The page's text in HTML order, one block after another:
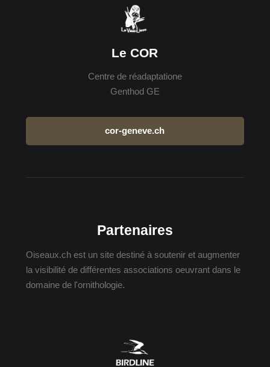
Le COR
Centre de réadaptatione
Genthod GE
cor-geneve.ch
Partenaires
Oiseaux.ch est un site destiné à soutenir et augmenter
la visibilité de différentes associations oeuvrant dans le
domaine de l'ornithologie.